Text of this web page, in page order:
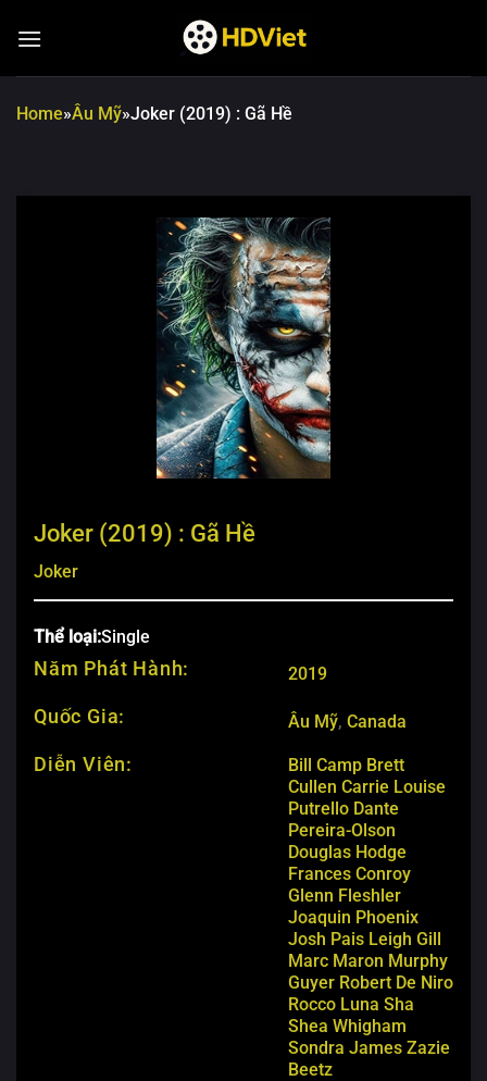
đến
Home»Âu Mỹ»Joker (2019) : Gã Hề
Joker (2019) : Gã Hề
Joker
Thể loại:Single
Năm Phát Hành: 2019
Quốc Gia: Âu Mỹ, Canada
Diễn Viên: Bill Camp Brett
Cullen Carrie Louise
Putrello Dante
Pereira-Olson
Douglas Hodge
Frances Conroy
Glenn Fleshler
Joaquin Phoenix
Josh Pais Leigh Gill
Marc Maron Murphy
Guyer Robert De Niro
Rocco Luna Sha
Shea Whigham
Sondra James Zazie
Beetz